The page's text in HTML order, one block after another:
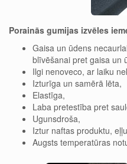
Porainās gumijas izvēles
Gaisa un ūdens
blīvēšanai pret gaisa un
Ilgi nenoveco, ar laiku
Izturīga un samērā lēta,
Elastīga,
Laba pretestība pret
Ugunsdroša,
Iztur naftas produktu,
Augsts temperatūras